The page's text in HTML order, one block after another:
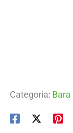
Categoria: Bara